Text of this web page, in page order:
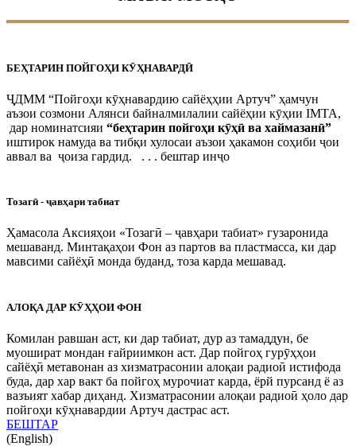
БЕҲТАРИН ПОЙГОҲИ КӮҲНАВАРДӢ
ҶДММ “Пойгоҳи кӯҳнавардию сайёҳҳии Артуч” ҳамчун
аъзои созмони Алянси байналмилалии сайёҳии кӯҳии IMTA,
дар номинатсияи “беҳтарин пойгоҳи кӯҳӣ ва хаймазанӣ”
иштирок намуда ва тибқи хулосаи аъзои ҳакамон соҳиби ҷои
аввал ва ҷоиза гардид. . . . бештар инҷо
Тозагӣ - ҷавҳари табиат
Ҳамасола Аксияҳои «Тозагӣ – ҷавҳари табиат» гузаронида
мешаванд. Минтақаҳои Фон аз партов ва пластмасса, ки дар
мавсими сайёҳӣ монда буданд, тоза карда мешавад.
АЛОҚА ДАР КӮҲҲОИ ФОН
Комилан равшан аст, ки дар табиат, дур аз тамаддун, бе
муошират мондан ғайриимкон аст. Дар пойгоҳ гурӯҳҳои
сайёҳӣ метавонан аз хизматрасонии алоқаи радиоӣ истифода
буда, дар хар вакт ба пойгоҳ мурочиат карда, ёрй пурсанд ё аз
вазъият хабар диҳанд. Хизматрасонии алоқаи радиоӣ ҳоло дар
пойгоҳи кӯҳнавардии Артуч дастрас аст.
БЕШТАР
(English)